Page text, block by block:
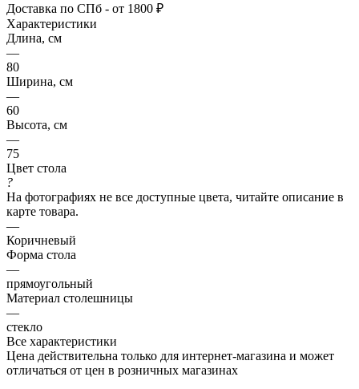
Доставка по СПб - от 1800 ₽
Характеристики
Длина, см
—
80
Ширина, см
—
60
Высота, см
—
75
Цвет стола
?
На фотографиях не все доступные цвета, читайте описание в
карте товара.
—
Коричневый
Форма стола
—
прямоугольный
Материал столешницы
—
стекло
Все характеристики
Цена действительна только для интернет-магазина и может
отличаться от цен в розничных магазинах